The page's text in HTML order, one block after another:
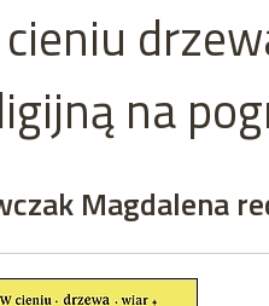
na
Magdalena